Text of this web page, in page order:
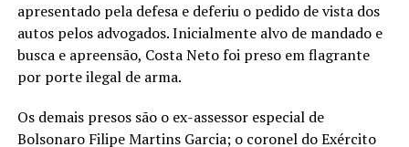
apresentado pela defesa e deferiu o pedido de vista dos
autos pelos advogados. Inicialmente alvo de mandado e
busca e apreensão, Costa Neto foi preso em flagrante
por porte ilegal de arma.
Os demais presos são o ex-assessor especial de
Bolsonaro Filipe Martins Garcia; o coronel do Exército